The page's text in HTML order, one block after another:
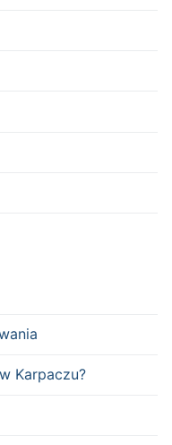
Karpaczu?